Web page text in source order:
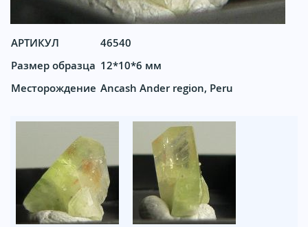
АРТИКУЛ
46540
Размер образца 12*10*6 мм
Месторождение Ancash Ander region, Peru